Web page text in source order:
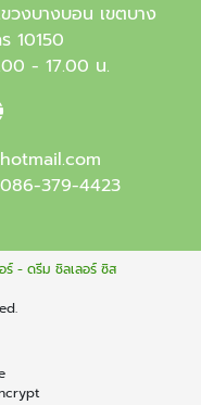
วงบางบอน เขตบาง
10150
- 17.00 น.
086-379-4423
- ดรีม ชิลเลอร์ ซิส